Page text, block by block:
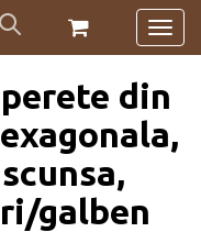
din
galben